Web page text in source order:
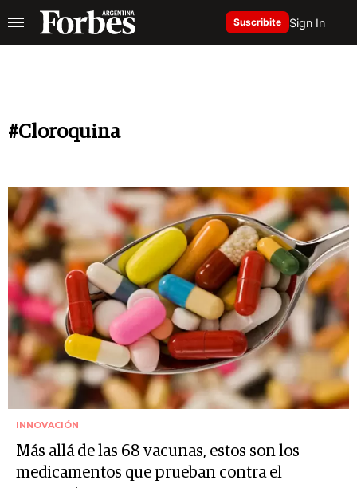
Suscribite Sign In
#Cloroquina
INNOVACIÓN
Más allá de las 68 vacunas, estos son los
medicamentos que prueban contra el